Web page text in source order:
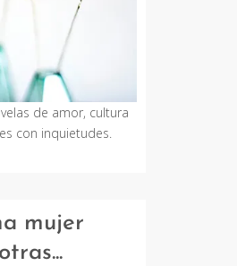
de amor, cultura
con inquietudes.
mujer